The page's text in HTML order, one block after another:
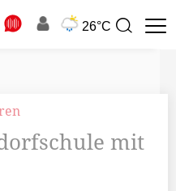
26°C
Suchbegriff
mit